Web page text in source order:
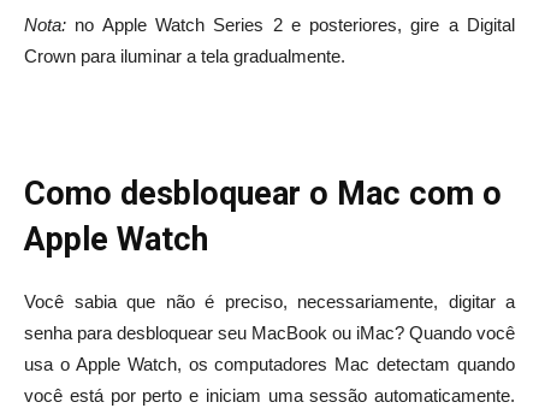
Nota: no Apple Watch Series 2 e posteriores, gire a Digital
Crown para iluminar a tela gradualmente.
Como desbloquear o Mac com o
Apple Watch
Você sabia que não é preciso, necessariamente, digitar a
senha para desbloquear seu MacBook ou iMac? Quando você
usa o Apple Watch, os computadores Mac detectam quando
você está por perto e iniciam uma sessão automaticamente.